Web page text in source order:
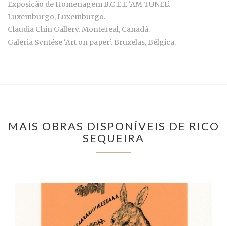
Exposição de Homenagem B.C.E.E ‘AM TUNEL’.
Luxemburgo, Luxemburgo.
Claudia Chin Gallery. Montereal, Canadá.
Galeria Syntése ‘Art on paper’. Bruxelas, Bélgica.
MAIS OBRAS DISPONÍVEIS DE RICO
SEQUEIRA